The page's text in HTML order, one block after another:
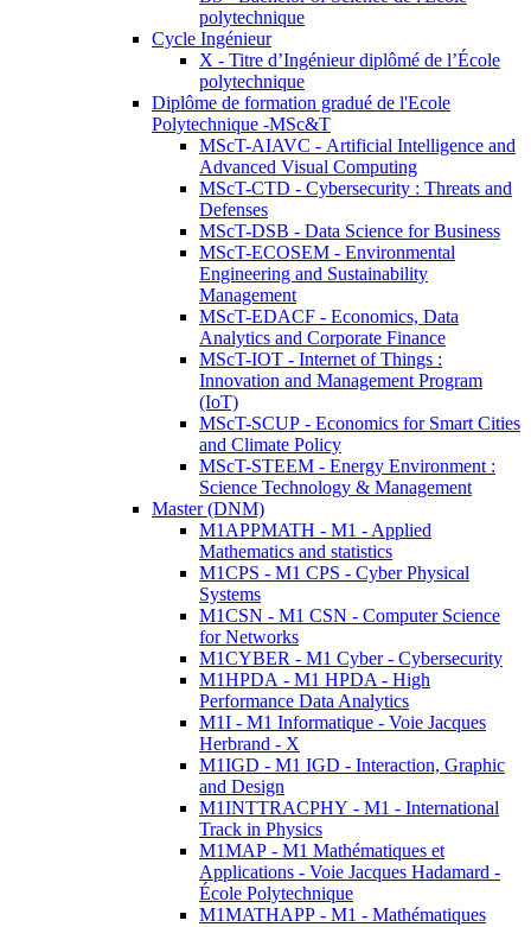
polytechnique
Cycle Ingénieur
X - Titre d’Ingénieur diplômé de l’École
polytechnique
Diplôme de formation gradué de l'Ecole
Polytechnique -MSc&T
MScT-AIAVC - Artificial Intelligence and
Advanced Visual Computing
MScT-CTD - Cybersecurity : Threats and
Defenses
MScT-DSB - Data Science for Business
MScT-ECOSEM - Environmental
Engineering and Sustainability
Management
MScT-EDACF - Economics, Data
Analytics and Corporate Finance
MScT-IOT - Internet of Things :
Innovation and Management Program
(IoT)
MScT-SCUP - Economics for Smart Cities
and Climate Policy
MScT-STEEM - Energy Environment :
Science Technology & Management
Master (DNM)
M1APPMATH - M1 - Applied
Mathematics and statistics
M1CPS - M1 CPS - Cyber Physical
Systems
M1CSN - M1 CSN - Computer Science
for Networks
M1CYBER - M1 Cyber - Cybersecurity
M1HPDA - M1 HPDA - High
Performance Data Analytics
M1I - M1 Informatique - Voie Jacques
Herbrand - X
M1IGD - M1 IGD - Interaction, Graphic
and Design
M1INTTRACPHY - M1 - International
Track in Physics
M1MAP - M1 Mathématiques et
Applications - Voie Jacques Hadamard -
École Polytechnique
M1MATHAPP - M1 - Mathématiques